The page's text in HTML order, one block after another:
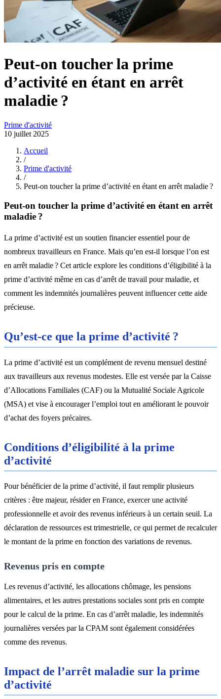
Peut-on toucher la prime
d’activité en étant en arrêt
maladie ?
Prime d'activité
10 juillet 2025
Accueil
/
Prime d'activité
/
Peut-on toucher la prime d’activité en étant en arrêt maladie ?
Peut-on toucher la prime d’activité en étant en arrêt
maladie ?
La prime d’activité est un soutien financier essentiel pour de
nombreux travailleurs en France. Mais qu’en est-il lorsque l’on est
en arrêt maladie ? Cet article explore les conditions d’éligibilité à la
prime d’activité même en cas d’arrêt de travail pour maladie, et
comment les indemnités journalières peuvent influencer cette aide
précieuse.
Qu’est-ce que la prime d’activité ?
La prime d’activité est un complément de revenu mensuel destiné
aux travailleurs aux revenus modestes. Elle est versée par la Caisse
d’Allocations Familiales (CAF) ou la Mutualité Sociale Agricole
(MSA) et vise à encourager l’emploi tout en améliorant le pouvoir
d’achat des foyers précaires.
Conditions d’éligibilité à la prime
d’activité
Pour bénéficier de la prime d’activité, il faut remplir plusieurs
critères : être majeur, résider en France, exercer une activité
professionnelle et avoir des revenus inférieurs à un certain seuil. La
déclaration de ressources est trimestrielle, ce qui permet de recalculer
le montant de la prime en fonction des variations de revenus.
Revenus pris en compte
Les revenus d’activité, les allocations chômage, les pensions
alimentaires, et les autres prestations sociales sont pris en compte
pour le calcul de la prime. En cas d’arrêt maladie, les indemnités
journalières versées par la CPAM sont également considérées
comme des revenus.
Impact de l’arrêt maladie sur la prime
d’activité